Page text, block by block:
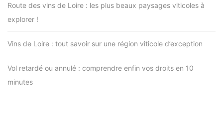
Route des vins de Loire : les plus beaux paysages viticoles à
explorer !
Vins de Loire : tout savoir sur une région viticole d’exception
Vol retardé ou annulé : comprendre enfin vos droits en 10
minutes